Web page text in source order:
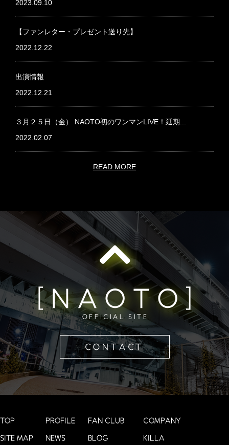
2023.09.10
【ファンレター・プレゼント送り先】
2022.12.22
出演情報
2022.12.21
３月２５日（金） NAOTO初のワンマンLIVE！延期...
2022.02.07
READ MORE
[NAOTO]
OFFICIAL SITE
CONTACT
TOP
SITE MAP
PROFILE
NEWS
FAN CLUB
BLOG
COMPANY
KILLA